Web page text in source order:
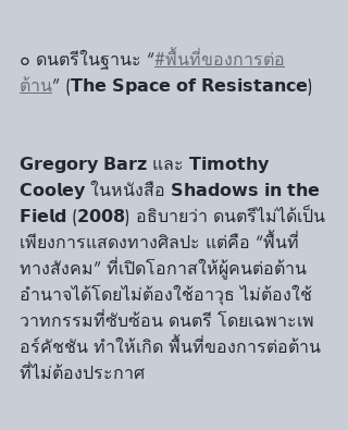
๐ ดนตรีในฐานะ “#พื้นที่ของการต่อ
ต้าน” (𝗧𝗵𝗲 𝗦𝗽𝗮𝗰𝗲 𝗼𝗳 𝗥𝗲𝘀𝗶𝘀𝘁𝗮𝗻𝗰𝗲)
𝗚𝗿𝗲𝗴𝗼𝗿𝘆 𝗕𝗮𝗿𝘇 และ 𝗧𝗶𝗺𝗼𝘁𝗵𝘆
𝗖𝗼𝗼𝗹𝗲𝘆 ในหนังสือ 𝗦𝗵𝗮𝗱𝗼𝘄𝘀 𝗶𝗻 𝘁𝗵𝗲
𝗙𝗶𝗲𝗹𝗱 (𝟮𝟬𝟬𝟴) อธิบายว่า ดนตรีไม่ได้เป็น
เพียงการแสดงทางศิลปะ แต่คือ “พื้นที่
ทางสังคม” ที่เปิดโอกาสให้ผู้คนต่อต้าน
อำนาจได้โดยไม่ต้องใช้อาวุธ ไม่ต้องใช้
วาทกรรมที่ซับซ้อน ดนตรี โดยเฉพาะเพ
อร์คัชชัน ทำให้เกิด พื้นที่ของการต่อต้าน
ที่ไม่ต้องประกาศ